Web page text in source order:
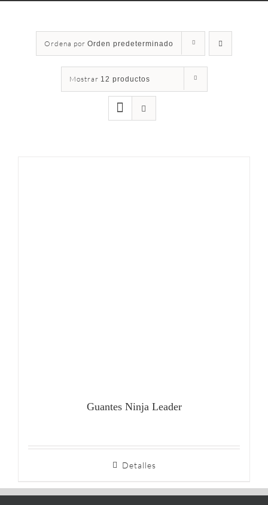
Ordena por Orden predeterminado
Mostrar 12 productos
Guantes Ninja Leader
Detalles